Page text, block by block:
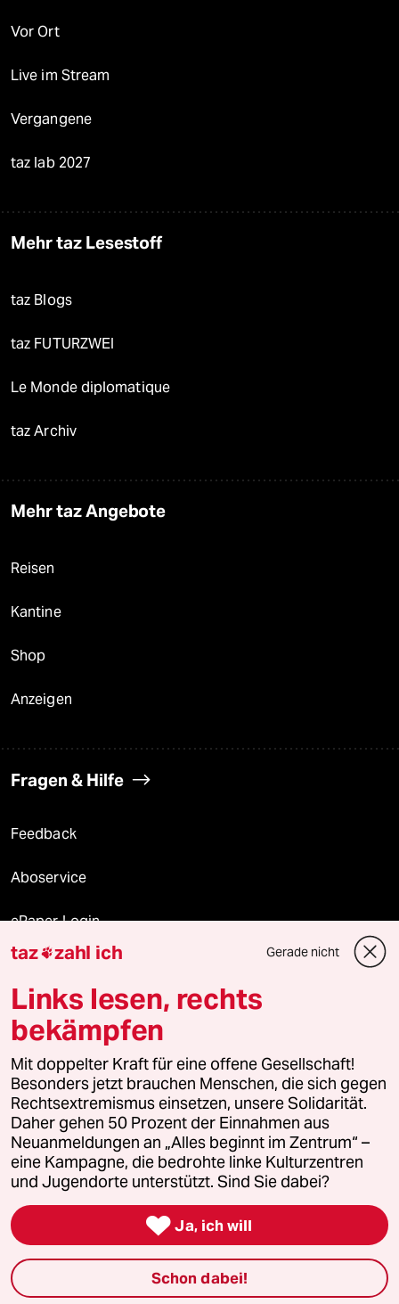
Vor Ort
Live im Stream
Vergangene
taz lab 2027
Mehr taz Lesestoff
taz Blogs
taz FUTURZWEI
Le Monde diplomatique
taz Archiv
Mehr taz Angebote
Reisen
Kantine
Shop
Anzeigen
Fragen & Hilfe
Feedback
Aboservice
ePaper Login
Downloads für Abonnierende
© 2026 taz Verlags und Vertriebs GmbH
Alle Rechte vorbehalten. Bei rechtlichen Fragen oder für Genehmigungen
wenden Sie sich bitte an
lizenzen@taz.de
Feedback Redaktionsstatut Kommune-Richtlinien
Leitlinie Informant Datenschutz Impressum AGB
Seitenwende Einwilligungen widerrufen (Ads)
taz zahl ich Gerade nicht
Links lesen, rechts
bekämpfen
Mit doppelter Kraft für eine offene Gesellschaft!
Besonders jetzt brauchen Menschen, die sich gegen
Rechtsextremismus einsetzen, unsere Solidarität.
Daher gehen 50 Prozent der Einnahmen aus
Neuanmeldungen an „Alles beginnt im Zentrum“ –
eine Kampagne, die bedrohte linke Kulturzentren
und Jugendorte unterstützt. Sind Sie dabei?
 Ja, ich will
Schon dabei!